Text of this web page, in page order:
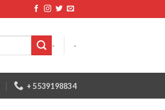
- -
+ 5539198834